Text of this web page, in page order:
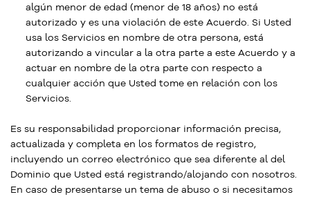
algún menor de edad (menor de 18 años) no está
autorizado y es una violación de este Acuerdo. Si Usted
usa los Servicios en nombre de otra persona, está
autorizando a vincular a la otra parte a este Acuerdo y a
actuar en nombre de la otra parte con respecto a
cualquier acción que Usted tome en relación con los
Servicios.
Es su responsabilidad proporcionar información precisa,
actualizada y completa en los formatos de registro,
incluyendo un correo electrónico que sea diferente al del
Dominio que Usted está registrando/alojando con nosotros.
En caso de presentarse un tema de abuso o si necesitamos